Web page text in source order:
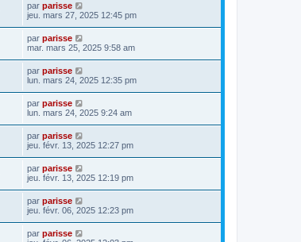
par parisse
jeu. mars 27, 2025 12:45 pm
par parisse
mar. mars 25, 2025 9:58 am
par parisse
lun. mars 24, 2025 12:35 pm
par parisse
lun. mars 24, 2025 9:24 am
par parisse
jeu. févr. 13, 2025 12:27 pm
par parisse
jeu. févr. 13, 2025 12:19 pm
par parisse
jeu. févr. 06, 2025 12:23 pm
par parisse